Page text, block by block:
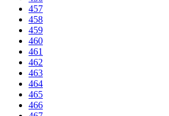
457
458
459
460
461
462
463
464
465
466